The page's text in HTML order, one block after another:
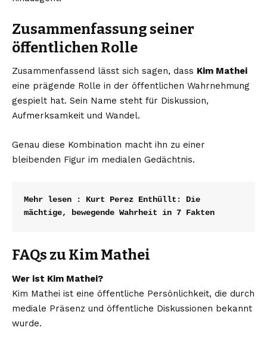
Zusammenfassung seiner
öffentlichen Rolle
Zusammenfassend lässt sich sagen, dass Kim Mathei
eine prägende Rolle in der öffentlichen Wahrnehmung
gespielt hat. Sein Name steht für Diskussion,
Aufmerksamkeit und Wandel.
Genau diese Kombination macht ihn zu einer
bleibenden Figur im medialen Gedächtnis.
Mehr lesen : Kurt Perez Enthüllt: Die
mächtige, bewegende Wahrheit in 7 Fakten
FAQs zu Kim Mathei
Wer ist Kim Mathei?
Kim Mathei ist eine öffentliche Persönlichkeit, die durch
mediale Präsenz und öffentliche Diskussionen bekannt
wurde.